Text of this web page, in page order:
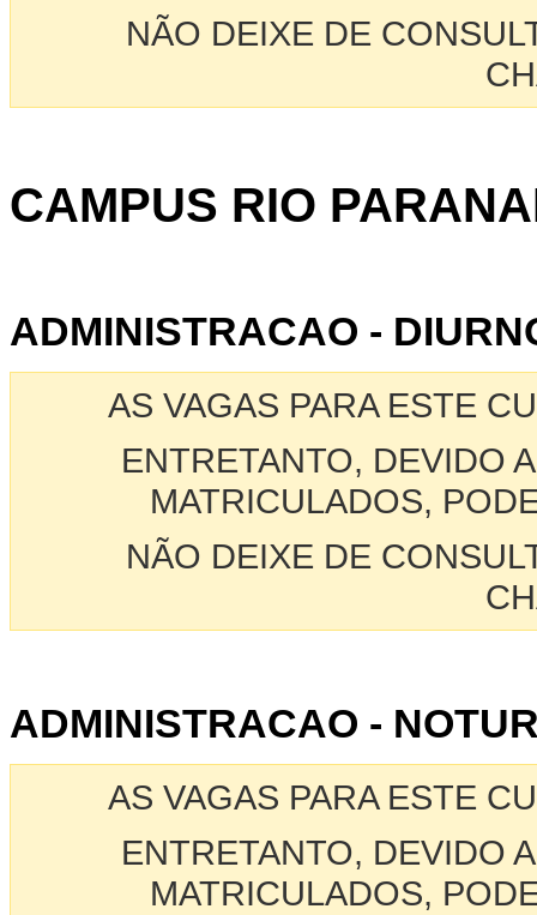
NÃO DEIXE DE
CAMPUS RIO
ADMINISTRACAO -
AS VAGAS PARA ESTE
ENTRETANTO, DEVIDO
MATRICULADOS,
NÃO DEIXE DE
ADMINISTRACAO -
AS VAGAS PARA ESTE
ENTRETANTO, DEVIDO
MATRICULADOS,